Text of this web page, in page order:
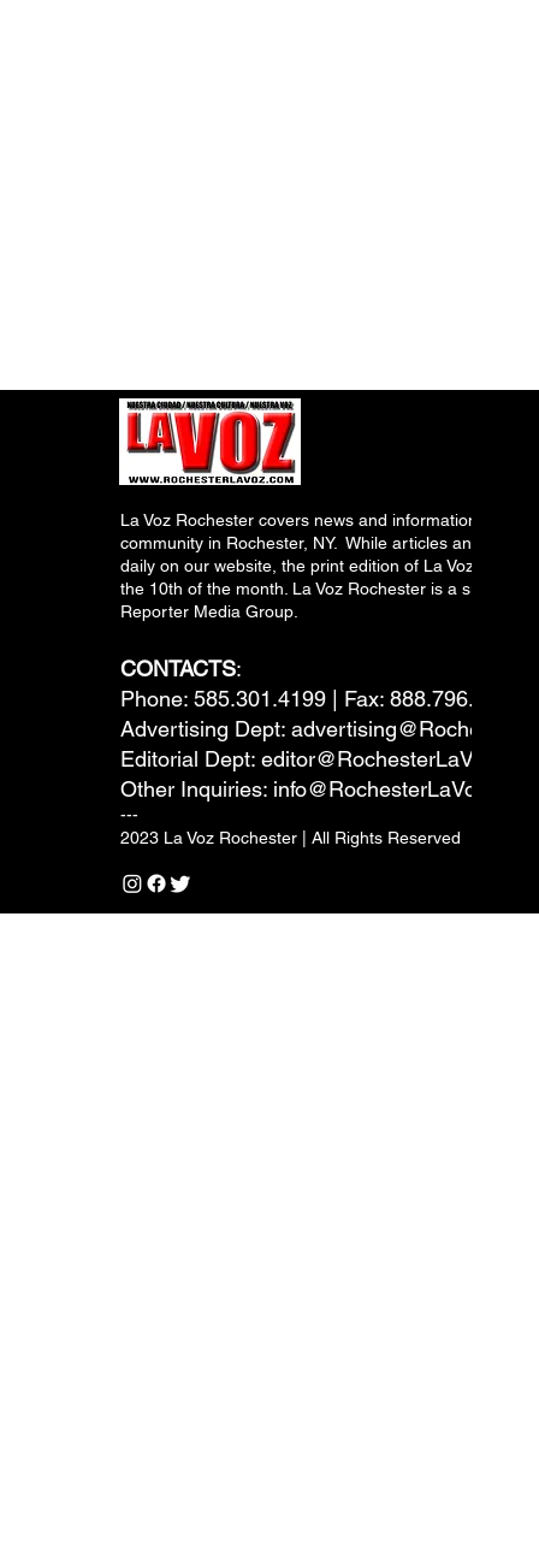
La Voz Rochester covers news and information
community in Rochester, NY. While articles and
daily on our website, the print edition of La Voz is
the 10th of the month. La Voz Rochester is a
Reporter Media Group.
CONTACTS:
Phone: 585.301.4199 | Fax: 888.796.6292
Advertising Dept:
Editorial Dept:
Other Inquiries: info@RochesterLaVoz.com
---
2023 La Voz Rochester | All Rights Reserved